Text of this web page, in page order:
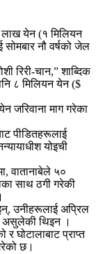
येन (१ मिलियन
सोमबार नौ वर्षको जेल
रिरी-चान,” शाब्दिक
पनि ८ मिलियन येन ($
जरिवाना माग गरेका
पीडितहरूलाई
योइची
वातानाबेले ५०
साथ ठगी गरेकी
उनीहरूलाई अप्रिल
असुलेकी थिइन ।
घोटालाबाट प्राप्त
छ।